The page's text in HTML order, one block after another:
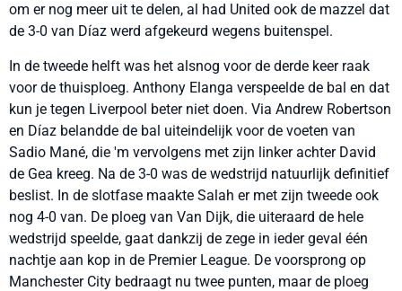
om er nog meer uit te delen, al had United ook de mazzel dat
de 3-0 van Díaz werd afgekeurd wegens buitenspel.
In de tweede helft was het alsnog voor de derde keer raak
voor de thuisploeg. Anthony Elanga verspeelde de bal en dat
kun je tegen Liverpool beter niet doen. Via Andrew Robertson
en Díaz belandde de bal uiteindelijk voor de voeten van
Sadio Mané, die 'm vervolgens met zijn linker achter David
de Gea kreeg. Na de 3-0 was de wedstrijd natuurlijk definitief
beslist. In de slotfase maakte Salah er met zijn tweede ook
nog 4-0 van. De ploeg van Van Dijk, die uiteraard de hele
wedstrijd speelde, gaat dankzij de zege in ieder geval één
nachtje aan kop in de Premier League. De voorsprong op
Manchester City bedraagt nu twee punten, maar de ploeg